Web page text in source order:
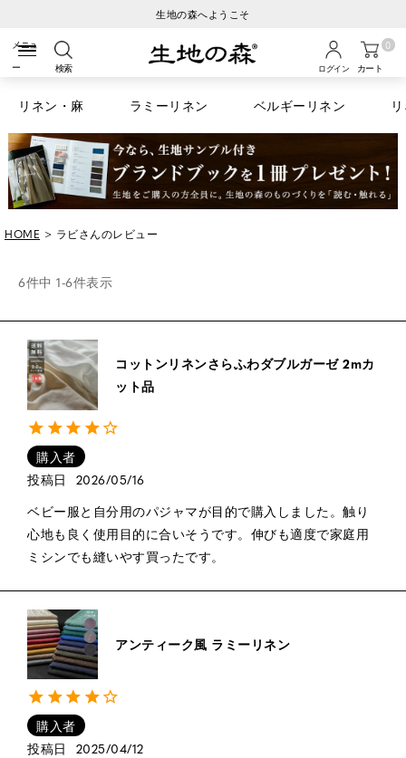
生地の森へようこそ
検索 ログイン カート
0
リネン・麻 ラミーリネン ベルギーリネン
HOME ラビさんのレビュー
6件中 1-6件表示
コットンリネンさらふわダブルガーゼ 2mカ
ット品
購入者
投稿日
2026/05/16
ベビー服と自分用のパジャマが目的で購入しました。触り
心地も良く使用目的に合いそうです。伸びも適度で家庭用
ミシンでも縫いやす買ったです。
アンティーク風 ラミーリネン
購入者
投稿日
2025/04/12